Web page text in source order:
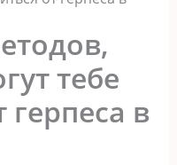
тебе
герпеса в